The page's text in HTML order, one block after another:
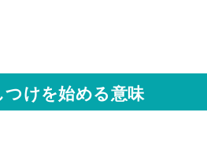
けを始める意味